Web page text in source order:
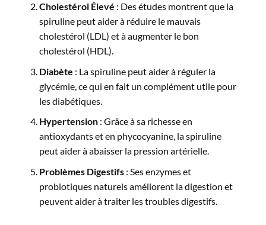
Cholestérol Élevé : Des études montrent que la
spirulinepeut aider à réduire le mauvais
cholestérol (LDL) et à augmenter le bon
cholestérol (HDL).
Diabète : La spiruline peut aider à réguler la
glycémie, ce qui en fait un complément utile pour
les diabétiques.
Hypertension: Grâce à sa richesse en
antioxydants et en phycocyanine, la spiruline
peut aider à abaisser la pression artérielle.
Problèmes Digestifs: Ses enzymes et
probiotiques naturels améliorent la digestion et
peuvent aider à traiter les troubles digestifs.